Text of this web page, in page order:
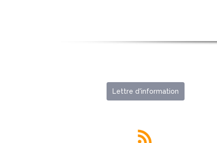
Lettre d'information